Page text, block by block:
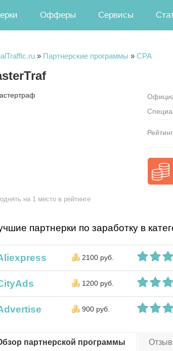
Офферы Сервисы
» Партнерские программы » CPA
на 1 место в рейтинге
партнерки по заработку в
2100 руб.
1200 руб.
900 руб.
партнерской программы